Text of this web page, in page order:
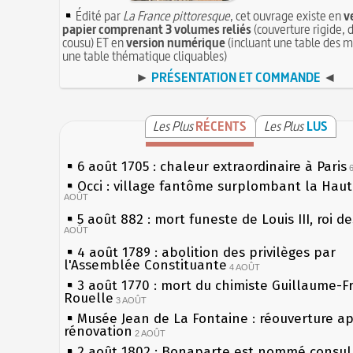
Édité parLa France pittoresque, cet ouvrage existe en
papier comprenant 3 volumes reliés(couverture rigide,
cousu) ET enversion numérique(incluant une table des
une table thématique cliquables)
► PRÉSENTATION ET COMMANDE ◄
Les PlusRÉCENTS Les Plus LUS
6 août 1705 : chaleur extraordinaire à Paris
Occi : village fantôme surplombant la
AOÛT
5 août 882 : mort funeste de Louis III, roi
AOÛT
4 août 1789 : abolition des privilèges par
l'Assemblée Constituante 4 AOÛT
3 août 1770 : mort du chimiste Guillaume-
Rouelle 3 AOÛT
Musée Jean de La Fontaine : réouverture
rénovation 2 AOÛT